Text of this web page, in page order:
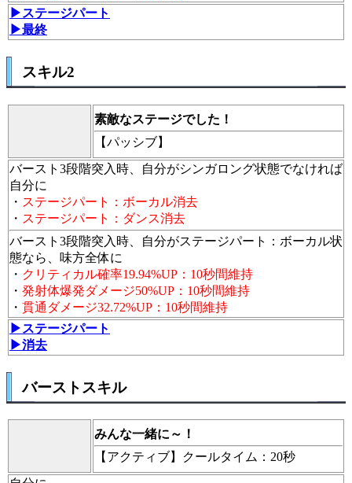
▶ステージパート
▶最終
スキル2
素敵なステージでした！
【パッシブ】
バースト3段階突入時、自分がシンガロング状態でなければ
自分に
・ ステージパート：ボーカル消去
・ ステージパート：ダンス消去
バースト3段階突入時、自分がステージパート：ボーカル状
態なら、味方全体に
・ クリティカル確率19.94%UP：10秒間維持
・ 発射体爆発ダメージ50%UP：10秒間維持
・ 貫通ダメージ32.72%UP：10秒間維持
▶ステージパート
▶消去
バーストスキル
みんな一緒に～！
【アクティブ】
クールタイム：20秒